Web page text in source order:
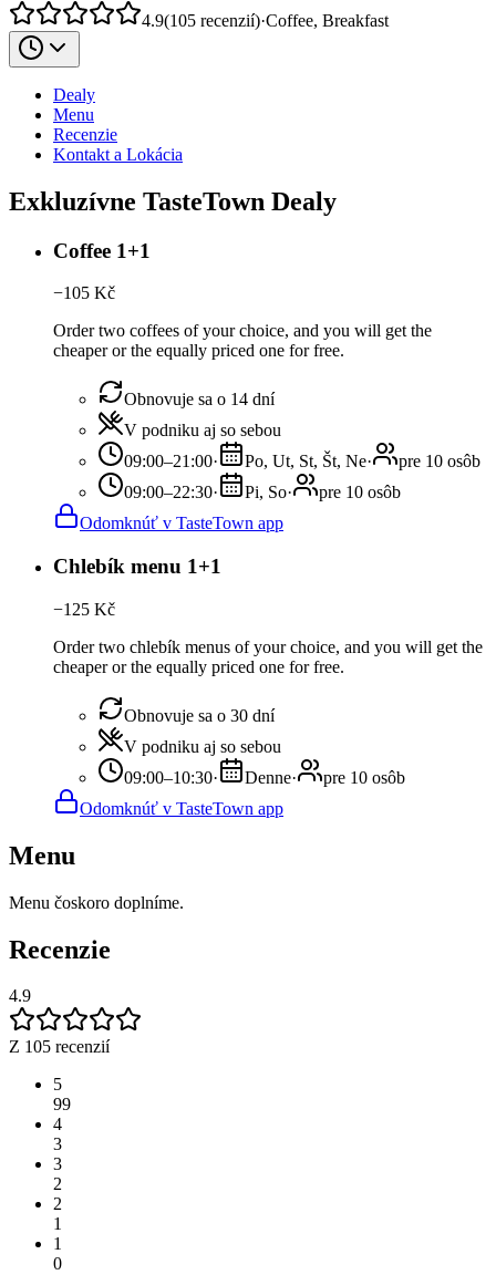
4.9(105 recenzií)·Coffee, Breakfast
Dealy
Menu
Recenzie
Kontakt a Lokácia
Exkluzívne TasteTown Dealy
Coffee 1+1
−105 Kč
Order two coffees of your choice, and you will get the
cheaper or the equally priced one for free.
Obnovuje sa o 14 dní
V podniku aj so sebou
09:00–21:00· Po, Ut, St, Št, Ne·
pre 10 osôb
09:00–22:30· Pi, So·
pre 10 osôb
Odomknúť v TasteTown app
Chlebík menu 1+1
−125 Kč
Order two chlebík menus of your choice, and you will get the
cheaper or the equally priced one for free.
Obnovuje sa o 30 dní
V podniku aj so sebou
09:00–10:30· Denne·
pre 10 osôb
Odomknúť v TasteTown app
Menu
Menu čoskoro doplníme.
Recenzie
4.9
Z 105 recenzií
5
99
4
3
3
2
2
1
1
0